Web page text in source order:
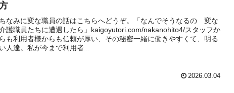
ちなみに変な職員の話はこちらへどうぞ。「なんでそうなるの 変な
護職員たちに遭遇したら」kaigoyutori.com/nakanohito4/スタッフか
らも利用者様からも信頼が厚い、その秘密一緒に働きやすくて、明る
い人達。私が今まで利用者...
2026.03.04